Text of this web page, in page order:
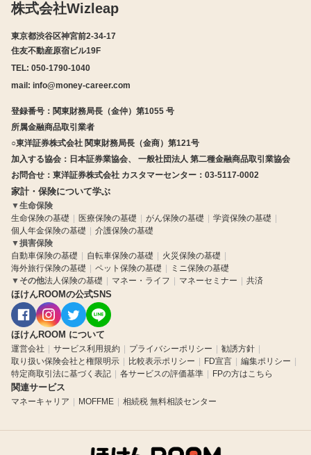
株式会社Wizleap
東京都渋谷区神宮前2-34-17
住友不動産原宿ビル19F
TEL: 050-1790-1040
mail: info@money-career.com
登録番号：関東財務局長（金仲）第1055 号
所属金融商品取引業者
○東洋証券株式会社 関東財務局長（金商）第121号
加入する協会：日本証券業協会、 一般社団法人 第二種金融商品取引業協会
お問合せ：東洋証券株式会社 カスタマーセンター：03-5117-0002
家計・保険について学ぶ
▼生命保険
生命保険の基礎
医療保険の基礎 がん保険の基礎
学資保険の基礎
個人年金保険の基礎
介護保険の基礎
▼損害保険
自動車保険の基礎
自転車保険の基礎
火災保険の基礎
海外旅行保険の基礎
ペット保険の基礎
ミニ保険の基礎
▼ その他法人保険の基礎 マネー・ライフ マネーセミナー 共済
ほけんROOMの公式SNS
ほけんROOM について
運営会社 サービス利用規約 プライバシーポリシー
勧誘方針
取り扱い保険会社と権限明示
比較表示ポリシー FD宣言
編集ポリシー
特定商取引法に基づく表記
各サービスの評価基準 FPの方はこちら
関連サービス
マネーキャリア MOFFME 相続税 無料相談センター